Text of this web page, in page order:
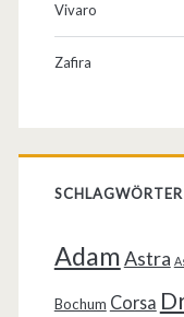
Vivaro
Zafira
SCHLAGWÖRTER
AdamAstra
Bochum Corsa